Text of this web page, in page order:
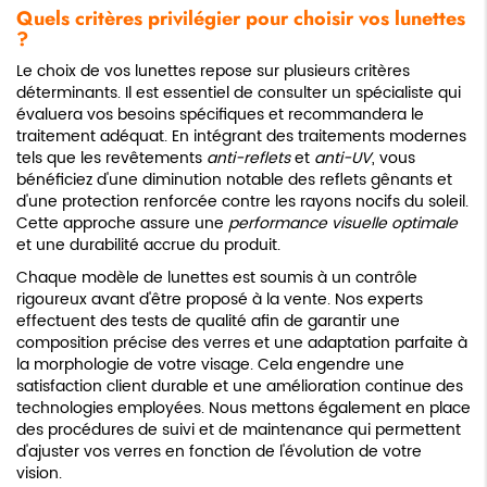
Quels critères privilégier pour choisir vos lunettes
?
Le choix de vos lunettes repose sur plusieurs critères
déterminants. Il est essentiel de consulter un spécialiste qui
évaluera vos besoins spécifiques et recommandera le
traitement adéquat. En intégrant des traitements modernes
tels que les revêtements anti-refletset anti-UV, vous
bénéficiez d'une diminution notable des reflets gênants et
d'une protection renforcée contre les rayons nocifs du soleil.
Cette approche assure une performance visuelle optimale
et une durabilité accrue du produit.
Chaque modèle de lunettes est soumis à un contrôle
rigoureux avant d'être proposé à la vente. Nos experts
effectuent des tests de qualité afin de garantir une
composition précise des verres et une adaptation parfaite à
la morphologie de votre visage. Cela engendre une
satisfaction client durable et une amélioration continue des
technologies employées. Nous mettons également en place
des procédures de suivi et de maintenance qui permettent
d'ajuster vos verres en fonction de l'évolution de votre
vision.